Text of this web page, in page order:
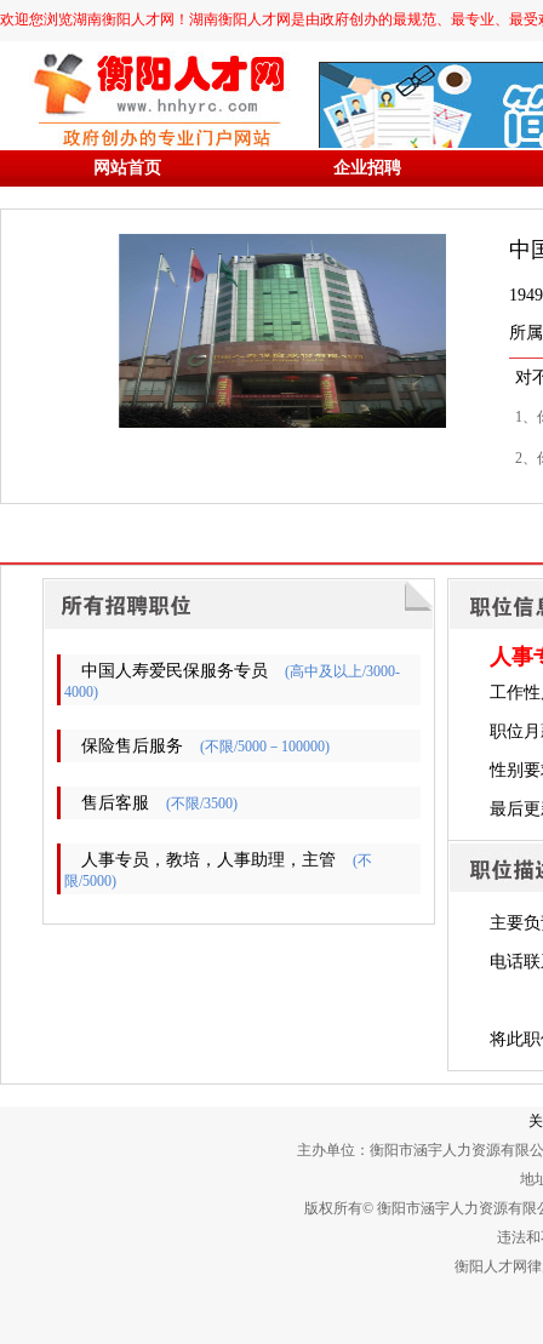
欢迎您浏览湖南衡阳人才网！湖南衡阳人才网是由政府创办的最规范、最专业、最
网站首页 企业招聘
中
所
对
1、
2、
中国人寿爱民保服务专员
(高中及以上/3000-
4000)
保险售后服务 (不限/5000－100000)
售后客服 (不限/3500)
人事专员，教培，人事助理，主管
(不
限/5000)
人事
工作
职位月
性别
最后
主要
电话
将此
主办单位：衡阳市涵宇人力资源有限
地
版权所有© 衡阳市涵宇人力资源有
违法和
衡阳人才网